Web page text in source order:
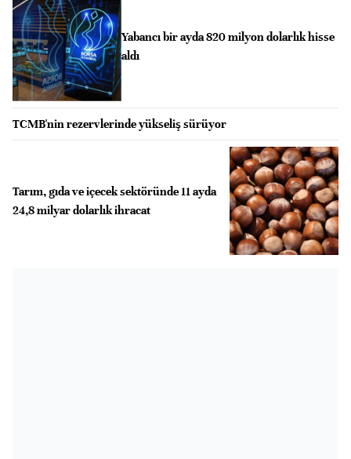
Yabancı bir ayda 820 milyon dolarlık hisse
aldı
TCMB'nin rezervlerinde yükseliş sürüyor
Tarım, gıda ve içecek sektöründe 11 ayda
24,8 milyar dolarlık ihracat